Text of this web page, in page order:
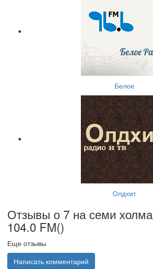
Белое
Олдхит
Отзывы о 7 на семи
104.0 FM()
Еще отзывы
Написать комментарий